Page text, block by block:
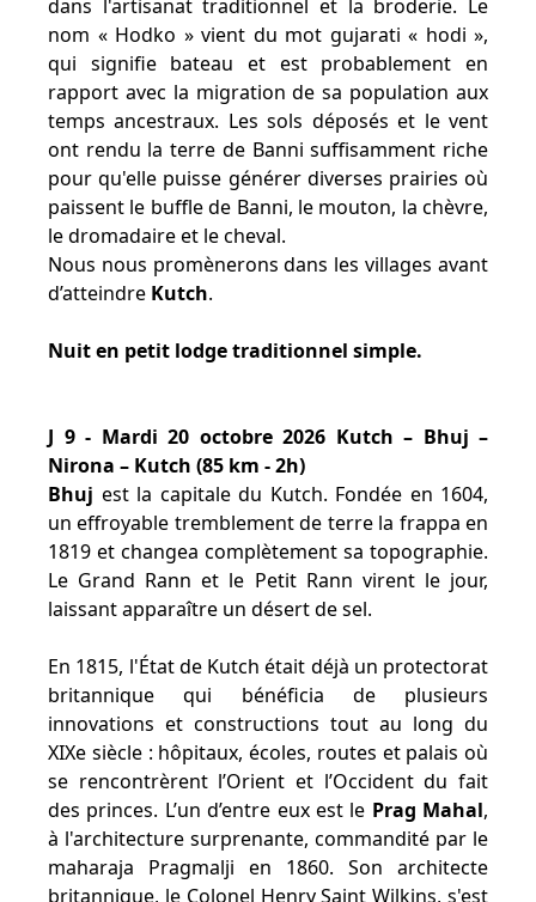
dans l'artisanat traditionnel et la broderie. Le
nom « Hodko » vient du mot gujarati « hodi »,
qui signifie bateau et est probablement en
rapport avec la migration de sa population aux
temps ancestraux. Les sols déposés et le vent
ont rendu la terre de Banni suffisamment riche
pour qu'elle puisse générer diverses prairies où
paissent le buffle de Banni, le mouton, la chèvre,
le dromadaire et le cheval.
Nous nous promènerons dans les villages avant
d’atteindre Kutch.
Nuit en petit lodge traditionnel simple.
J 9 - Mardi 20 octobre 2026 Kutch – Bhuj –
Nirona – Kutch (85 km - 2h)
Bhuj est la capitale du Kutch. Fondée en 1604,
un effroyable tremblement de terre la frappa en
1819 et changea complètement sa topographie.
Le Grand Rann et le Petit Rann virent le jour,
laissant apparaître un désert de sel.
En 1815, l'État de Kutch était déjà un protectorat
britannique qui bénéficia de plusieurs
innovations et constructions tout au long du
XIXe siècle : hôpitaux, écoles, routes et palais où
se rencontrèrent l’Orient et l’Occident du fait
des princes. L’un d’entre eux est le Prag Mahal,
à l'architecture surprenante, commandité par le
maharaja Pragmalji en 1860. Son architecte
britannique, le Colonel Henry Saint Wilkins, s'est